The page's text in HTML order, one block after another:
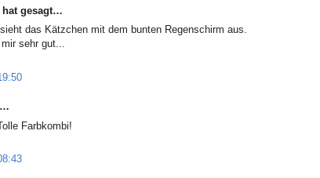
hat gesagt…
das Kätzchen mit dem bunten Regenschirm aus.
sehr gut...
Farbkombi!